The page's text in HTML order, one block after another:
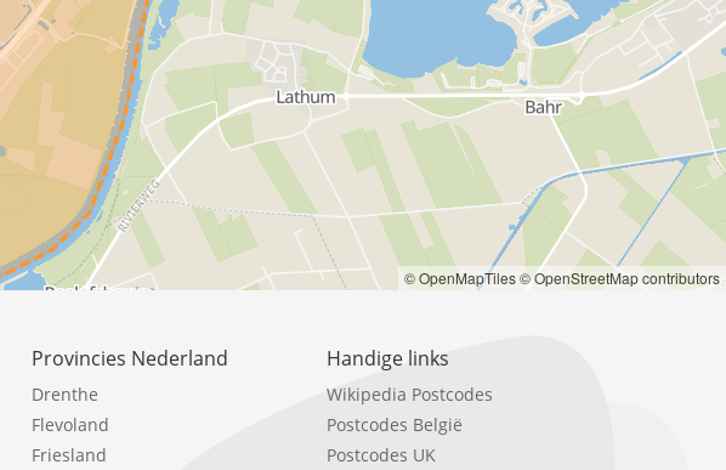
© OpenMapTiles© OpenStreetMap contributors
Provincies Nederland
Drenthe
Flevoland
Friesland
Handige links
Wikipedia Postcodes
Postcodes België
Postcodes UK